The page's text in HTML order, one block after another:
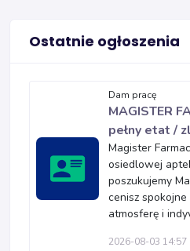
Ostatnie ogłoszenia
Dam pracę
MAGISTER
pełny etat /
Magister
osiedlowej
poszukujemy
cenisz
atmosferę i
2026-08-03 14:57